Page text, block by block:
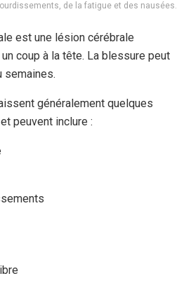
de la fatigue et des nausées.
est une lésion cérébrale
coup à la tête. La blessure peut
semaines.
généralement quelques
peuvent inclure :